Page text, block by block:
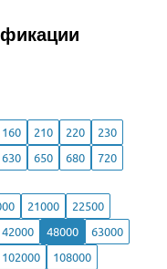
160 210 220
230
630 650 680 720
21000
22500
42000 48000
63000
102000 108000